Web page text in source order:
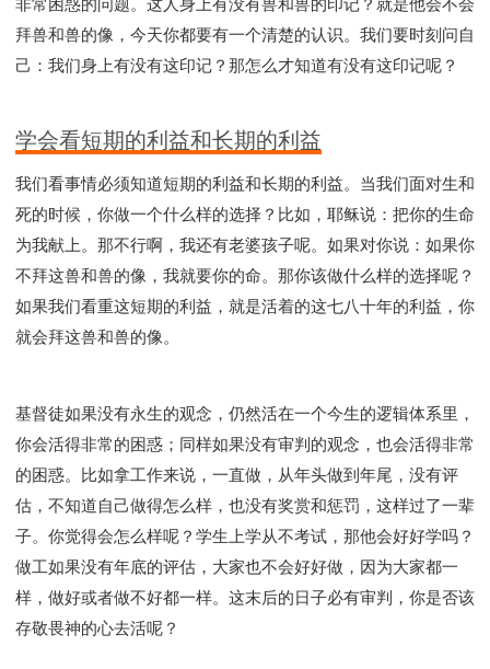
308课程 - 牧养理论基础培训
Y131课程 - 主动学习
Y132课程 - 职业策划
Y133课程 - 活出丰盛
Y136课程 - 如何学习
研习会01 - 医治释放
研习会01 - 如何读圣经
研习会01 - 得着命定成为祝福
研习会01 - 得胜教会的启示
研习会01 - 教会的牧养
研习会02 - 医治释放
研习会02 - 如何查圣经
研习会02 - 得着命定成为祝福
研习会02 - 教会的牧养
非常困惑的问题。这人身上有没有兽和兽的印记？就是他会不会
拜兽和兽的像，今天你都要有一个清楚的认识。我们要时刻问自
己：我们身上有没有这印记？那怎么才知道有没有这印记呢？
学会看短期的利益和长期的利益
我们看事情必须知道短期的利益和长期的利益。当我们面对生和
死的时候，你做一个什么样的选择？比如，耶稣说：把你的生命
为我献上。那不行啊，我还有老婆孩子呢。如果对你说：如果你
不拜这兽和兽的像，我就要你的命。那你该做什么样的选择呢？
如果我们看重这短期的利益，就是活着的这七八十年的利益，你
就会拜这兽和兽的像。
基督徒如果没有永生的观念，仍然活在一个今生的逻辑体系里，
你会活得非常的困惑；同样如果没有审判的观念，也会活得非常
的困惑。比如拿工作来说，一直做，从年头做到年尾，没有评
估，不知道自己做得怎么样，也没有奖赏和惩罚，这样过了一辈
子。你觉得会怎么样呢？学生上学从不考试，那他会好好学吗？
做工如果没有年底的评估，大家也不会好好做，因为大家都一
样，做好或者做不好都一样。这末后的日子必有审判，你是否该
存敬畏神的心去活呢？